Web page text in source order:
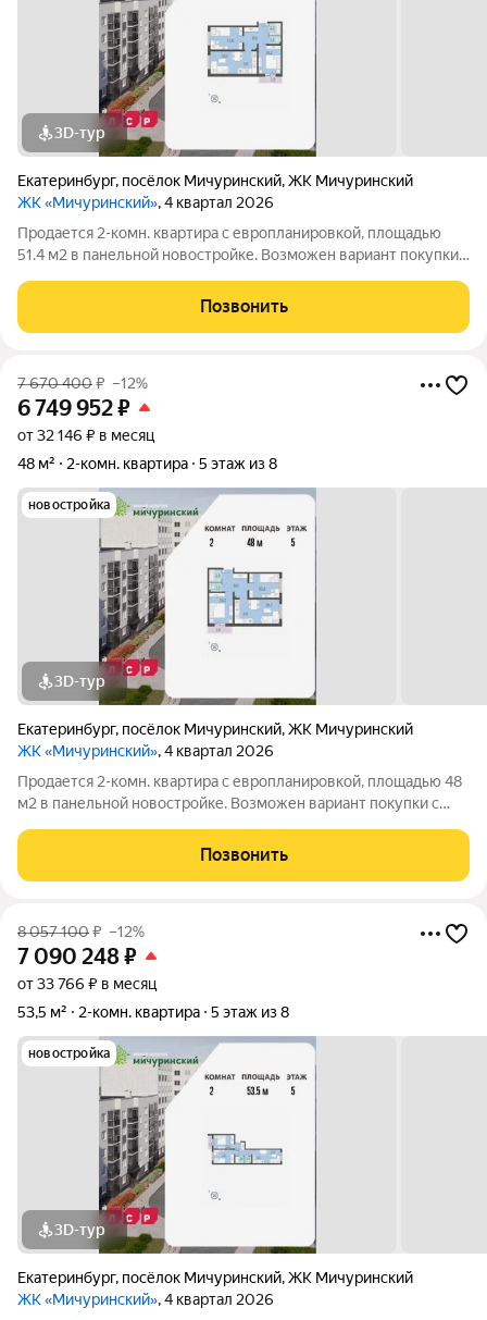
3D-тур
Екатеринбург, посёлок Мичуринский,ЖК Мичуринский
ЖК «Мичуринский», 4 квартал 2026
Продается 2-комн. квартира с европланировкой, площадью
51.4 м2 в панельной новостройке. Возможен вариант покупки с
кухня 4.9 м2, отделка под ключ, балконов - 1. Квартира
располагается на 3
Позвонить
7 670 400₽ –12%
6 749 952₽
от 32 146 ₽ в месяц
48 м²
2-комн. квартира 5 этаж из 8
новостройка
3D-тур
Екатеринбург, посёлок Мичуринский,ЖК Мичуринский
ЖК «Мичуринский», 4 квартал 2026
Продается 2-комн. квартира с европланировкой, площадью 48
м2 в панельной новостройке. Возможен вариант покупки с
кухня 4.9 м2, отделка под ключ, балконов - 1. Квартира
располагается на 5 этаже
Позвонить
8 057 100₽ –12%
7 090 248₽
от 33 766 ₽ в месяц
53,5 м²
2-комн. квартира 5 этаж из 8
новостройка
3D-тур
Екатеринбург, посёлок Мичуринский,ЖК Мичуринский
ЖК «Мичуринский», 4 квартал 2026